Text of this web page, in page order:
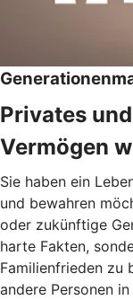
Privates
Vermögen
Sie haben ein
und bewahren
oder zukünftige
harte Fakten,
Familienfrieden zu
andere Personen